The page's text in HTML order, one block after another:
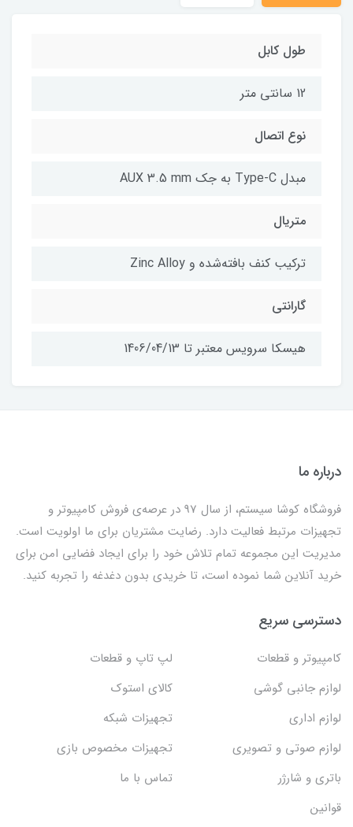
طول کابل
12 سانتی متر
نوع اتصال
مبدل Type-C به جک AUX 3.5 mm
متریال
ترکیب کنف بافته‌شده و Zinc Alloy
گارانتی
هیسکا سرویس معتبر تا 1406/04/13
درباره ما
فروشگاه کوشا سیستم، از سال 97 در عرصه‌ی فروش کامپیوتر و
تجهیزات مرتبط فعالیت دارد. رضایت مشتریان برای ما اولویت است.
مدیریت این مجموعه تمام تلاش خود را برای ایجاد فضایی امن برای
خرید آنلاین شما نموده است، تا خریدی بدون دغدغه را تجربه کنید.
دسترسی سریع
کامپیوتر و قطعات
لپ تاپ و قطعات
لوازم جانبی گوشی
کالای استوک
لوازم اداری
تجهیزات شبکه
لوازم صوتی و تصویری
تجهیزات مخصوص بازی
باتری و شارژر
تماس با ما
قوانین